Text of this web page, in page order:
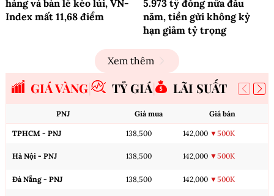
hàng và bán lẻ kéo lùi, VN-
Index mất 11,68 điểm
5.973 tỷ đồng nửa đầu
năm, tiền gửi không kỳ
hạn giảm tỷ trọng
Xem thêm
GIÁ VÀNG TỶ GIÁ LÃI SUẤT
PNJ Giá mua Giá bán
TPHCM - PNJ 138,500 142,000 ▼500K
Hà Nội - PNJ 138,500 142,000 ▼500K
Đà Nẵng - PNJ 138,500 142,000 ▼500K